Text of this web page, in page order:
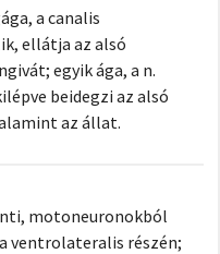
a canalis
ellátja az alsó
egyik ága, a n.
beidegzi az alsó
az állat.
motoneuronokból
ventrolateralis részén;